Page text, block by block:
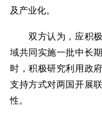
及产业化。
双方认为，应积极
域共同实施一批中长
时，积极研究利用政
支持方式对两国开展
性。